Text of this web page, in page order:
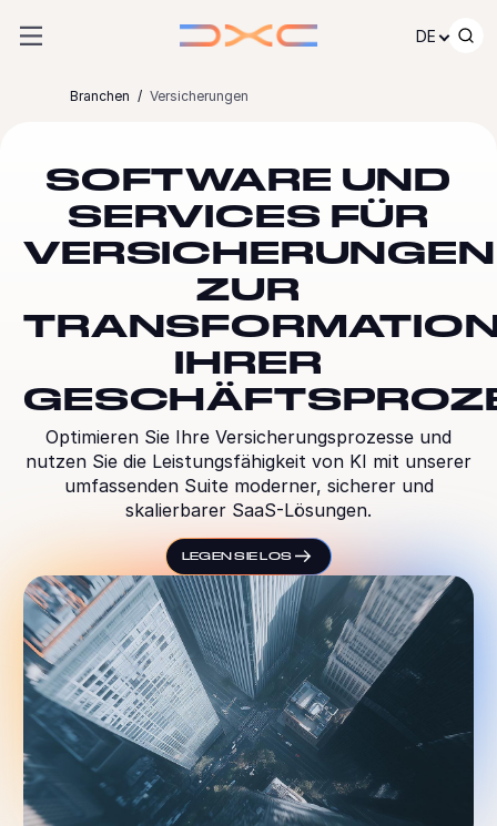
DE
Branchen Versicherungen
SOFTWARE UND
SERVICES FÜR
VERSICHERUNGEN
ZUR
IHRER
Optimieren Sie Ihre Versicherungsprozesse und
nutzen Sie die Leistungsfähigkeit von KI mit unserer
umfassenden Suite moderner, sicherer und
skalierbarer SaaS-Lösungen.
LEGEN SIE LOS